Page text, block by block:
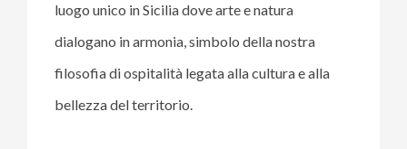
luogo unico in Sicilia dove arte e natura
dialogano in armonia, simbolo della nostra
filosofia di ospitalità legata alla cultura e alla
bellezza del territorio.